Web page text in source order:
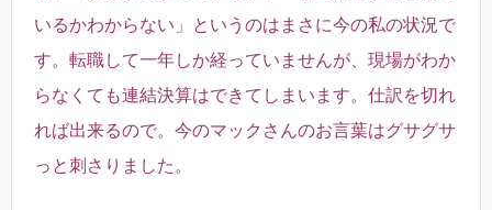
いるかわからない」というのはまさに今の私の状況で
す。転職して一年しか経っていませんが、現場がわか
らなくても連結決算はできてしまいます。仕訳を切れ
れば出来るので。今のマックさんのお言葉はグサグサ
っと刺さりました。